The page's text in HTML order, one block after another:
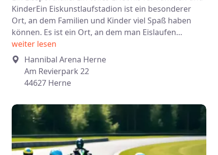
KinderEin Eiskunstlaufstadion ist ein besonderer
Ort, an dem Familien und Kinder viel Spaß haben
können. Es ist ein Ort, an dem man Eislaufen…
weiter lesen
Hannibal Arena Herne
Am Revierpark 22
44627 Herne